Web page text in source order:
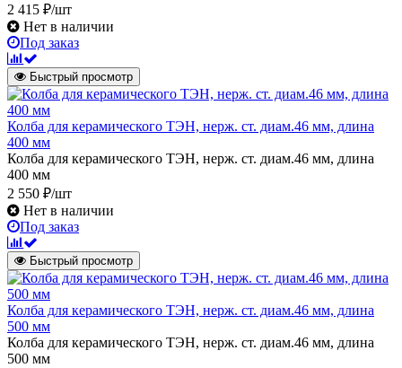
2 415 ₽/шт
Нет в наличии
Под заказ
Быстрый просмотр
Колба для керамического ТЭН, нерж. ст. диам.46 мм, длина
400 мм
Колба для керамического ТЭН, нерж. ст. диам.46 мм, длина
400 мм
2 550 ₽/шт
Нет в наличии
Под заказ
Быстрый просмотр
Колба для керамического ТЭН, нерж. ст. диам.46 мм, длина
500 мм
Колба для керамического ТЭН, нерж. ст. диам.46 мм, длина
500 мм